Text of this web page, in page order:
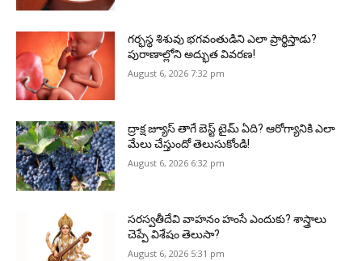
గర్భస్థ శిశువు భగవంతుడిని ఎలా ప్రార్థిస్తాడు?
పురాణాల్లోని అద్భుత వివరణ!
August 6, 2026 7:32 pm
ద్రాక్ష జ్యూస్ తాగే బెస్ట్ టైమ్ ఏది? ఆరోగ్యానికి ఎలా
మేలు చేస్తుందో తెలుసుకోండి!
August 6, 2026 6:32 pm
సరస్వతీదేవి వాహనం హంసే ఎందుకు? శాస్త్రాలు
చెప్పే విశేషం తెలుసా?
August 6, 2026 5:31 pm